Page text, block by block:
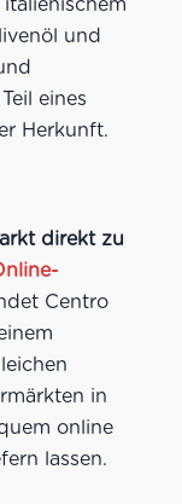
und
eines
Herkunft.
direkt zu
Centro
in
online
lassen.